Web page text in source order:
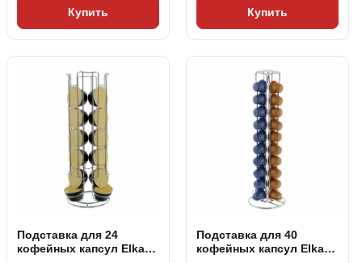
Купить Купить
Подставка для 24
кофейных капсул Elka
Подставка для 40
кофейных капсул Elka